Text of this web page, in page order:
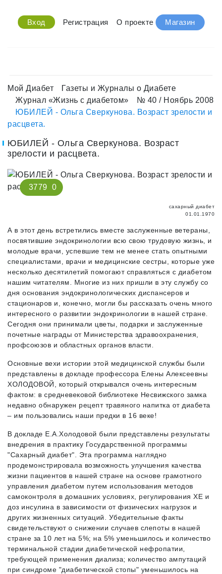
Вход Регистрация О проекте Магазин
Мой Диабет
Газеты и Журналы о Диабете
Журнал «Жизнь с диабетом»
№ 40 / Ноябрь 2008
ЮБИЛЕЙ - Ольга Сверкунова. Возраст зрелости и
расцвета.
ЮБИЛЕЙ - Ольга Сверкунова. Возраст
зрелости и расцвета.
3779 0
сахарный диабет
01.01.1970
А в этот день встретились вместе заслуженные ветераны,
посвятившие эндокринологии всю свою трудовую жизнь, и
молодые врачи, успевшие тем не менее стать опытными
специалистами, врачи и медицинские сестры, которые уже
несколько десятилетий помогают справляться с диабетом
нашим читателям. Многие из них пришли в эту службу со
дня основания эндокринологических диспансеров и
стационаров и, конечно, могли бы рассказать очень много
интересного о развитии эндокринологии в нашей стране.
Сегодня они принимали цветы, подарки и заслуженные
почетные награды от Министерства здравоохранения,
профсоюзов и областных органов власти.
Основные вехи истории этой медицинской службы были
представлены в докладе профессора Елены Алексеевны
ХОЛОДОВОЙ, который открывался очень интересным
фактом: в средневековой библиотеке Несвижского замка
недавно обнаружен рецепт травяного напитка от диабета
– им пользовались наши предки в 16 веке!
В докладе Е.А.Холодовой были представлены результаты
внедрения в практику Государственной программы
"Сахарный диабет". Эта программа наглядно
продемонстрировала возможность улучшения качества
жизни пациентов в нашей стране на основе грамотного
управления диабетом путем использования методов
самоконтроля в домашних условиях, регулирования ХЕ и
доз инсулина в зависимости от физических нагрузок и
других жизненных ситуаций. Убедительные факты
свидетельствуют о снижении случаев слепоты в нашей
стране за 10 лет на 5%; на 5% уменьшилось и количество
терминальной стадии диабетической нефропатии,
требующей применения диализа; количество ампутаций
при синдроме "диабетической стопы" уменьшилось на